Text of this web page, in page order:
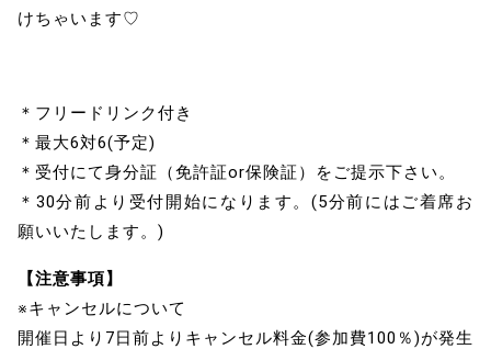
けちゃいます♡
＊フリードリンク付き
＊最大6対6(予定)
＊受付にて身分証（免許証or保険証）をご提示下さい。
＊30分前より受付開始になります。(5分前にはご着席お
願いいたします。)
【注意事項】
※キャンセルについて
開催日より7日前よりキャンセル料金(参加費100％)が発生